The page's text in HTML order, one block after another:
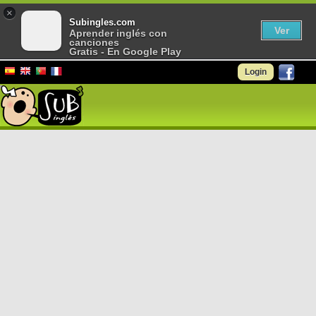
Login
×
Subingles.com
Aprender inglés con
canciones
Gratis - En Google Play
Ver